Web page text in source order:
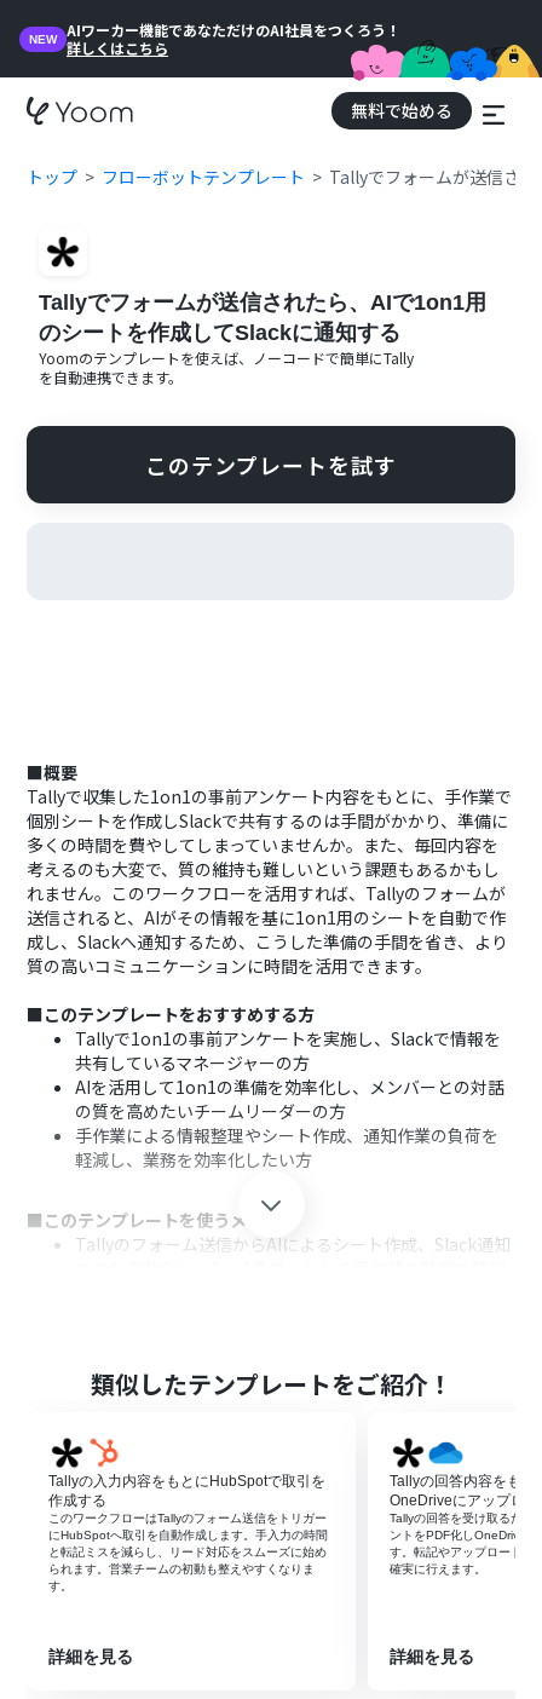
NEW
AIワーカー機能であなただけのAI社員をつくろう！
詳しくはこちら
無料で始める
トップ フローボットテンプレート Tallyでフォームが送信さ
Tallyでフォームが送信されたら、AIで1on1用
のシートを作成してSlackに通知する
Yoomのテンプレートを使えば、ノーコードで簡単にTally
を自動連携できます。
このテンプレートを試す
■概要
Tallyで収集した1on1の事前アンケート内容をもとに、手作業で
個別シートを作成しSlackで共有するのは手間がかかり、準備に
多くの時間を費やしてしまっていませんか。また、毎回内容を
考えるのも大変で、質の維持も難しいという課題もあるかもし
れません。このワークフローを活用すれば、Tallyのフォームが
送信されると、AIがその情報を基に1on1用のシートを自動で作
成し、Slackへ通知するため、こうした準備の手間を省き、より
質の高いコミュニケーションに時間を活用できます。
■このテンプレートをおすすめする方
Tallyで1on1の事前アンケートを実施し、Slackで情報を
共有しているマネージャーの方
AIを活用して1on1の準備を効率化し、メンバーとの対話
の質を高めたいチームリーダーの方
手作業による情報整理やシート作成、通知作業の負荷を
軽減し、業務を効率化したい方
■このテンプレートを使うメリット
Tallyのフォーム送信からAIによるシート作成、Slack通知
はじめに、TallyとSlackをYoomと連携します。
次に、トリガーでTallyを選択し、「Form Submission」
アクションを設定し、対象のフォームを指定します。この
設定により、指定したTallyのフォームが送信されるとフ
ローボットが起動します。
次に、オペレーションでAI機能の「テキストを生成する」
ように指示します。
最後に、オペレーションでSlackの「チャンネルにメッセ
類似したテンプレートをご紹介！
Tallyの入力内容をもとにHubSpotで取引を
作成する
このワークフローはTallyのフォーム送信をトリガー
にHubSpotへ取引を自動作成します。手入力の時間
と転記ミスを減らし、リード対応をスムーズに始め
られます。営業チームの初動も整えやすくなりま
す。
詳細を見る
Tallyの回答内容をも
OneDriveにアップロ
Tallyの回答を受け取るたび
ントをPDF化しOneDrive
す。転記やアップロードの
確実に行えます。
詳細を見る